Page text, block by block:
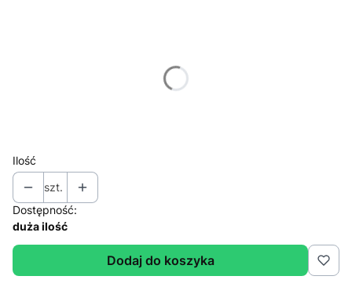
Ilość
szt.
Dostępność:
duża ilość
Dodaj do koszyka